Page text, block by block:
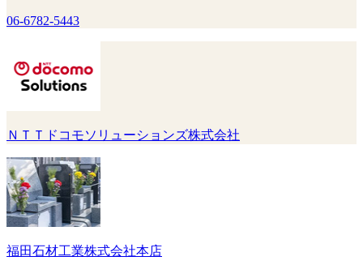
06-6782-5443
ＮＴＴドコモソリューションズ株式会社
福田石材工業株式会社本店